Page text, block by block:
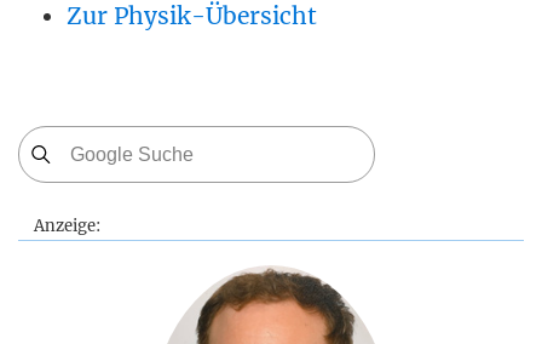
Zur Physik-Übersicht
Anzeige: